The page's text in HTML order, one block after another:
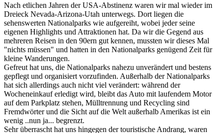
Nach etlichen Jahren der USA-Abstinenz waren wir mal wieder im
Dreieck Nevada-Arizona-Utah unterwegs. Dort liegen die
sehenswerten Nationalparks wie aufgereiht, wobei jeder seine
eigenen Highlights und Attraktionen hat. Da wir die Gegend aus
mehreren Reisen in den 90ern gut kennen, mussten wir dieses Mal
"nichts müssen" und hatten in den Nationalparks genügend Zeit für
kleine Wanderungen.
Gefreut hat uns, die Nationalparks nahezu unverändert und bestens
gepflegt und organisiert vorzufinden. Außerhalb der Nationalparks
hat sich allerdings auch nicht viel verändert: während der
Wocheneinkauf erledigt wird, bleibt das Auto mit laufendem Motor
auf dem Parkplatz stehen, Mülltrennung und Recycling sind
Fremdwörter und die Sicht auf die Welt außerhalb Amerikas ist ein
wenig ..nun ja... begrenzt.
Sehr überrascht hat uns hingegen der touristische Andrang, waren